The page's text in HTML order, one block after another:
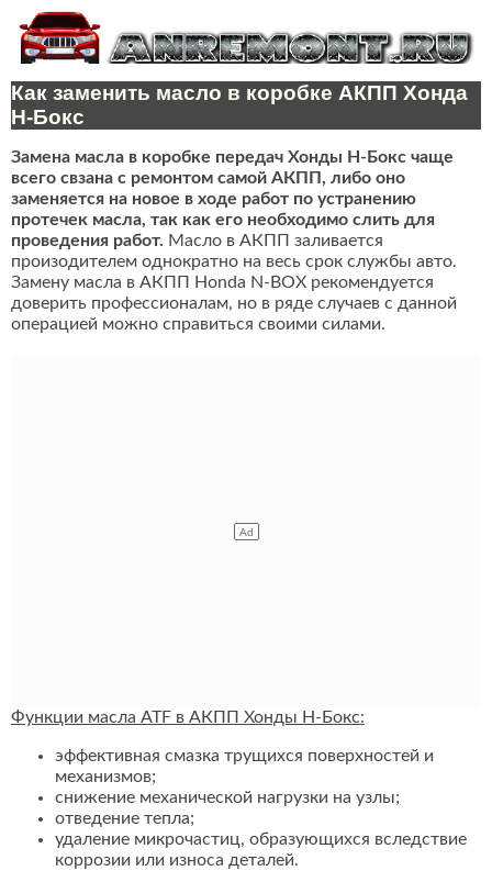
Как заменить масло в коробке АКПП Хонда
Н-Бокс
Замена масла в коробке передач Хонды Н-Бокс чаще
всего свзана с ремонтом самой АКПП, либо оно
заменяется на новое в ходе работ по устранению
протечек масла, так как его необходимо слить для
проведения работ. Масло в АКПП заливается
произодителем однократно на весь срок службы авто.
Замену масла в АКПП Honda N-BOX рекомендуется
доверить профессионалам, но в ряде случаев с данной
операцией можно справиться своими силами.
Функции масла ATF в АКПП Хонды Н-Бокс:
эффективная смазка трущихся поверхностей и
механизмов;
снижение механической нагрузки на узлы;
отведение тепла;
удаление микрочастиц, образующихся вследствие
коррозии или износа деталей.